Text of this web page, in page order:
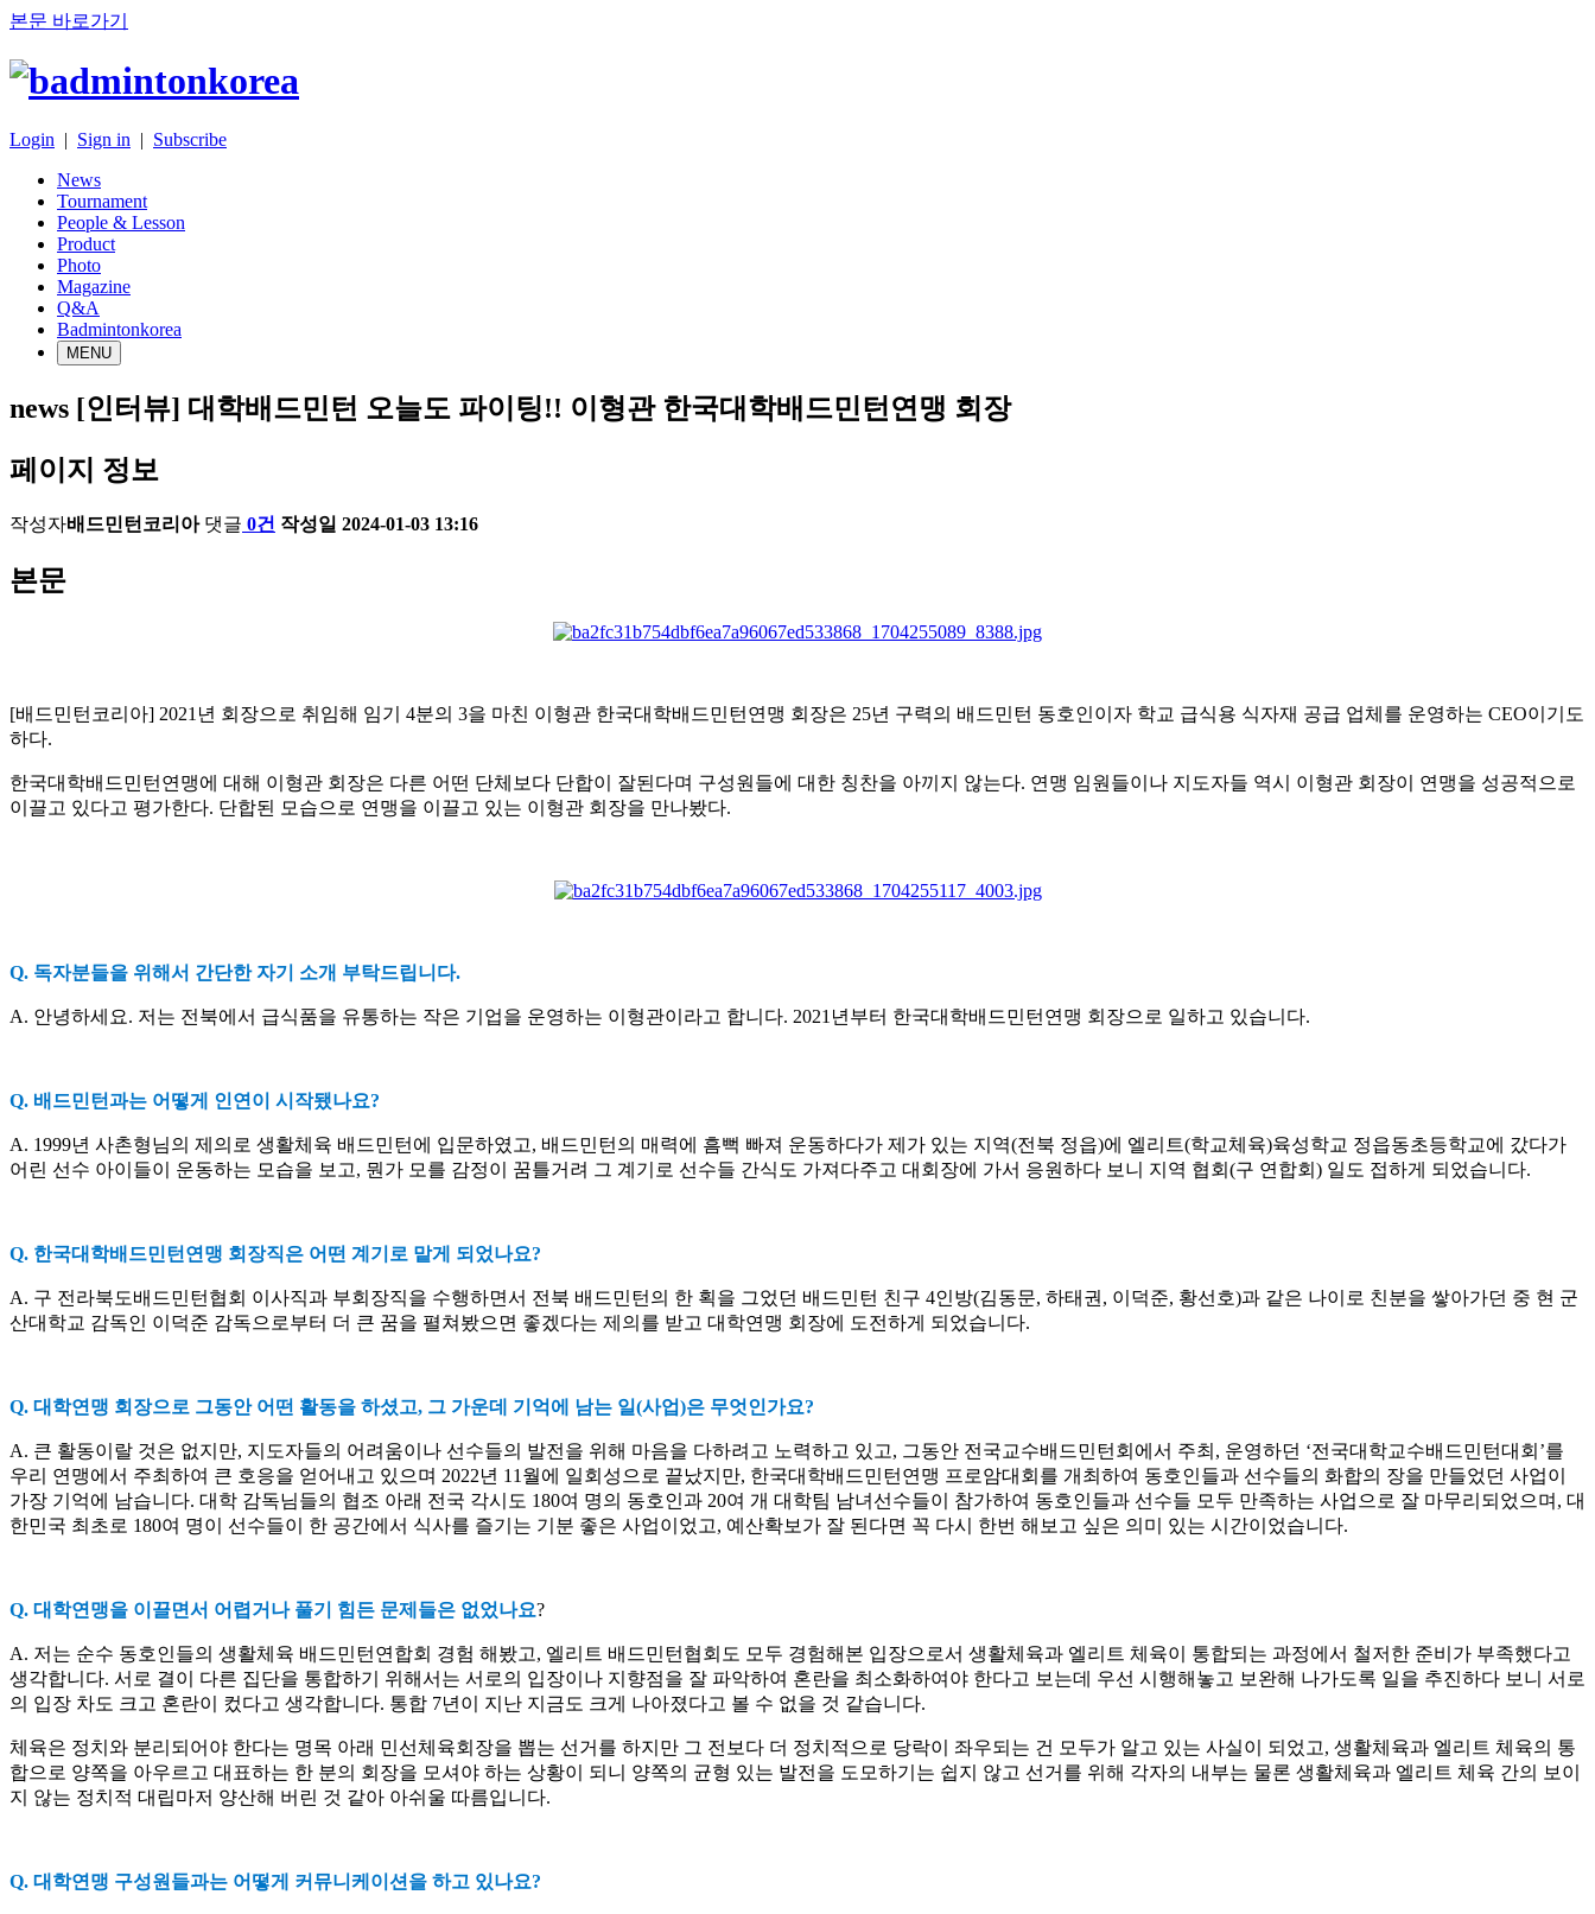
본문 바로가기
Login | Sign in | Subscribe
News
Tournament
People & Lesson
Product
Photo
Magazine
Q&A
Badmintonkorea
MENU
news [인터뷰] 대학배드민턴 오늘도 파이팅!! 이형관 한국대학배드민턴연맹 회장
페이지 정보
작성자배드민턴코리아 댓글 0건 작성일 2024-01-03 13:16
본문
[배드민턴코리아] 2021년 회장으로 취임해 임기 4분의 3을 마친 이형관 한국대학배드민턴연맹 회장은 25년 구력의 배드민턴 동호인이자 학교 급식용 식자재 공급 업체를 운영하는 CEO이기도
하다.
한국대학배드민턴연맹에 대해 이형관 회장은 다른 어떤 단체보다 단합이 잘된다며 구성원들에 대한 칭찬을 아끼지 않는다. 연맹 임원들이나 지도자들 역시 이형관 회장이 연맹을 성공적으로
이끌고 있다고 평가한다. 단합된 모습으로 연맹을 이끌고 있는 이형관 회장을 만나봤다.
Q. 독자분들을 위해서 간단한 자기 소개 부탁드립니다.
A. 안녕하세요. 저는 전북에서 급식품을 유통하는 작은 기업을 운영하는 이형관이라고 합니다. 2021년부터 한국대학배드민턴연맹 회장으로 일하고 있습니다.
Q. 배드민턴과는 어떻게 인연이 시작됐나요?
A. 1999년 사촌형님의 제의로 생활체육 배드민턴에 입문하였고, 배드민턴의 매력에 흠뻑 빠져 운동하다가 제가 있는 지역(전북 정읍)에 엘리트(학교체육)육성학교 정읍동초등학교에 갔다가
어린 선수 아이들이 운동하는 모습을 보고, 뭔가 모를 감정이 꿈틀거려 그 계기로 선수들 간식도 가져다주고 대회장에 가서 응원하다 보니 지역 협회 (구 연합회 ) 일도 접하게 되었습니다.
Q. 한국대학배드민턴연맹 회장직은 어떤 계기로 맡게 되었나요?
A. 구 전라북도배드민턴협회 이사직과 부회장직을 수행하면서 전북 배드민턴의 한 획을 그었던 배드민턴 친구 4인방(김동문, 하태권, 이덕준, 황선호)과 같은 나이로 친분을 쌓아가던 중 현 군
산대학교 감독인 이덕준 감독으로부터 더 큰 꿈을 펼쳐봤으면 좋겠다는 제의를 받고 대학연맹 회장에 도전하게 되었습니다.
Q. 대학연맹 회장으로 그동안 어떤 활동을 하셨고, 그 가운데 기억에 남는 일(사업)은 무엇인가요?
A. 큰 활동이랄 것은 없지만, 지도자들의 어려움이나 선수들의 발전을 위해 마음을 다하려고 노력하고 있고, 그동안 전국교수배드민턴회에서 주최 , 운영하던 ‘전국대학교수배드민턴대회 ’를
우리 연맹에서 주최하여 큰 호응을 얻어내고 있으며 2022년 11월에 일회성으로 끝났지만, 한국대학배드민턴연맹 프로암대회를 개최하여 동호인들과 선수들의 화합의 장을 만들었던 사업이
가장 기억에 남습니다. 대학 감독님들의 협조 아래 전국 각시도 180여 명의 동호인과 20여 개 대학팀 남녀선수들이 참가하여 동호인들과 선수들 모두 만족하는 사업으로 잘 마무리되었으며 , 대
한민국 최초로 180여 명이 선수들이 한 공간에서 식사를 즐기는 기분 좋은 사업이었고, 예산확보가 잘 된다면 꼭 다시 한번 해보고 싶은 의미 있는 시간이었습니다.
Q. 대학연맹을 이끌면서 어렵거나 풀기 힘든 문제들은 없었나요?
A. 저는 순수 동호인들의 생활체육 배드민턴연합회 경험 해봤고, 엘리트 배드민턴협회도 모두 경험해본 입장으로서 생활체육과 엘리트 체육이 통합되는 과정에서 철저한 준비가 부족했다고
생각합니다. 서로 결이 다른 집단을 통합하기 위해서는 서로의 입장이나 지향점을 잘 파악하여 혼란을 최소화하여야 한다고 보는데 우선 시행해놓고 보완해 나가도록 일을 추진하다 보니 서로
의 입장 차도 크고 혼란이 컸다고 생각합니다. 통합 7년이 지난 지금도 크게 나아졌다고 볼 수 없을 것 같습니다.
체육은 정치와 분리되어야 한다는 명목 아래 민선체육회장을 뽑는 선거를 하지만 그 전보다 더 정치적으로 당락이 좌우되는 건 모두가 알고 있는 사실이 되었고, 생활체육과 엘리트 체육의 통
합으로 양쪽을 아우르고 대표하는 한 분의 회장을 모셔야 하는 상황이 되니 양쪽의 균형 있는 발전을 도모하기는 쉽지 않고 선거를 위해 각자의 내부는 물론 생활체육과 엘리트 체육 간의 보이
지 않는 정치적 대립마저 양산해 버린 것 같아 아쉬울 따름입니다.
Q. 대학연맹 구성원들과는 어떻게 커뮤니케이션을 하고 있나요?